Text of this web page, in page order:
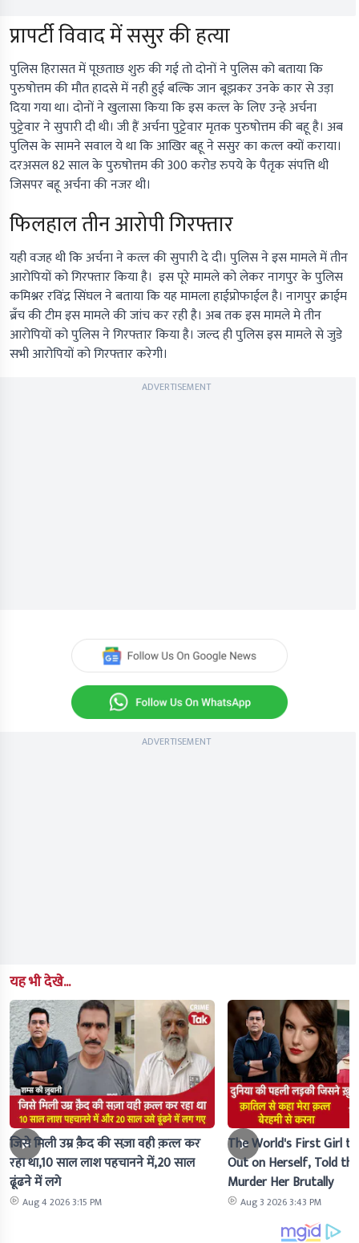
प्रापर्टी विवाद में ससुर की हत्या
पुलिस हिरासत में पूछताछ शुरु की गई तो दोनों ने पुलिस को बताया कि
पुरुषोत्तम की मौत हादसे में नही हुई बल्कि जान बूझकर उनके कार से उड़ा
दिया गया था। दोनों ने खुलासा किया कि इस कत्ल के लिए उन्हे अर्चना
पुट्टेवार ने सुपारी दी थी। जी हैं अर्चना पुट्टेवार मृतक पुरुषोत्तम की बहू है। अब
पुलिस के सामने सवाल ये था कि आखिर बहू ने ससुर का कत्ल क्यों कराया।
दरअसल 82 साल के पुरुषोत्तम की 300 करोड रुपये के पैतृक संपत्ति थी
जिसपर बहू अर्चना की नजर थी।
फिलहाल तीन आरोपी गिरफ्तार
यही वजह थी कि अर्चना ने कत्ल की सुपारी दे दी। पुलिस ने इस मामले में तीन
आरोपियों को गिरफ्तार किया है। इस पूरे मामले को लेकर नागपुर के पुलिस
कमिश्नर रविंद्र सिंघल ने बताया कि यह मामला हाईप्रोफाईल है। नागपुर क्राईम
ब्रँच की टीम इस मामले की जांच कर रही है। अब तक इस मामले मे तीन
आरोपियों को पुलिस ने गिरफ्तार किया है। जल्द ही पुलिस इस मामले से जुडे
सभी आरोपियों को गिरफ्तार करेगी।
ADVERTISEMENT
ADVERTISEMENT
यह भी देखे...
जिसे मिली उम्र क़ैद की सज़ा वही क़त्ल कर
रहा था,10 साल लाश पहचानने में,20 साल
ढूंढने में लगे
Aug 4 2026 3:15 PM
The World's First Girl
Out on Herself, Told
Murder Her Brutally
Aug 3 2026 3:43 PM